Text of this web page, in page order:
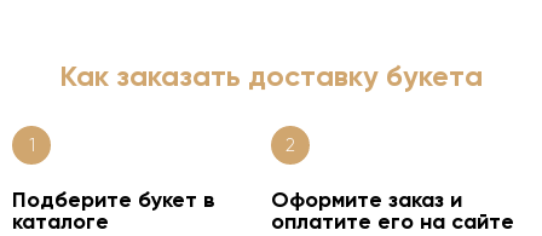
Как заказать доставку букета
1
Подберите букет в
каталоге
2
Оформите заказ и
оплатите его на сайте